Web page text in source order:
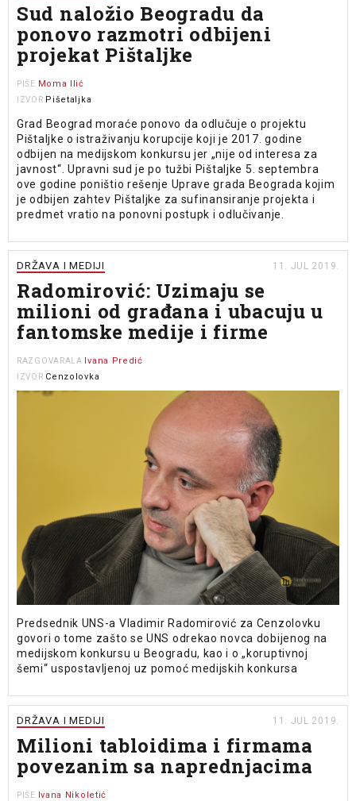
Sud naložio Beogradu da
ponovo razmotri odbijeni
projekat Pištaljke
PIŠE Moma Ilić
IZVOR Pišetaljka
Grad Beograd moraće ponovo da odlučuje o projektu
Pištaljke o istraživanju korupcije koji je 2017. godine
odbijen na medijskom konkursu jer „nije od interesa za
javnost“. Upravni sud je po tužbi Pištaljke 5. septembra
ove godine poništio rešenje Uprave grada Beograda kojim
je odbijen zahtev Pištaljke za sufinansiranje projekta i
predmet vratio na ponovni postupk i odlučivanje.
DRŽAVA I MEDIJI 11. JUL 2019.
Radomirović: Uzimaju se
milioni od građana i ubacuju u
fantomske medije i firme
RAZGOVARALA Ivana Predić
IZVOR Cenzolovka
Predsednik UNS-a Vladimir Radomirović za Cenzolovku
govori o tome zašto se UNS odrekao novca dobijenog na
medijskom konkursu u Beogradu, kao i o „koruptivnoj
šemi“ uspostavljenoj uz pomoć medijskih konkursa
DRŽAVA I MEDIJI 11. JUL 2019.
Milioni tabloidima i firmama
povezanim sa naprednjacima
PIŠE Ivana Nikoletić